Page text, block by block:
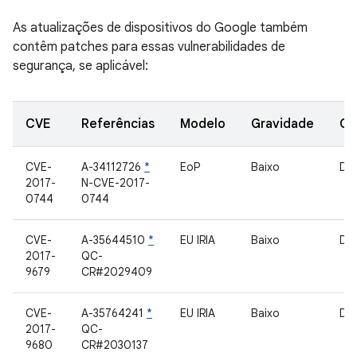
As atualizações de dispositivos do Google também
contêm patches para essas vulnerabilidades de
segurança, se aplicável:
CVE Referências Modelo Gravidade
CVE-
2017-
0744
A-34112726 *
N-CVE-2017-
0744
EoP Baixo
CVE-
2017-
9679
A-35644510 *
QC-
CR#2029409
EU IRIA Baixo
CVE-
2017-
9680
A-35764241 *
QC-
CR#2030137
EU IRIA Baixo